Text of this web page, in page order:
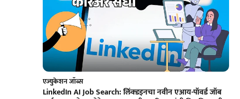
एज्युकेशन जॉब्स
LinkedIn AI Job Search: लिंक्डइनचा नवीन एआय-पॉवर्ड जॉब